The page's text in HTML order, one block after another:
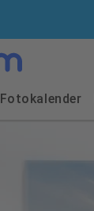
Fotokalender